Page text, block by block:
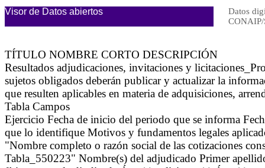
Visor de Datos abiertos
Datos
TÍTULO NOMBRE CORTO DESCRIPCIÓN
Resultados adjudicaciones, invitaciones y
sujetos obligados deberán publicar y actualizar la
que resulten aplicables en materia de adquisiciones,
Tabla Campos
Ejercicio Fecha de inicio del periodo que se informa
que lo identifique Motivos y fundamentos legales
"Nombre completo o razón social de las cotizaciones
Tabla_550223" Nombre(s) del adjudicado Primer